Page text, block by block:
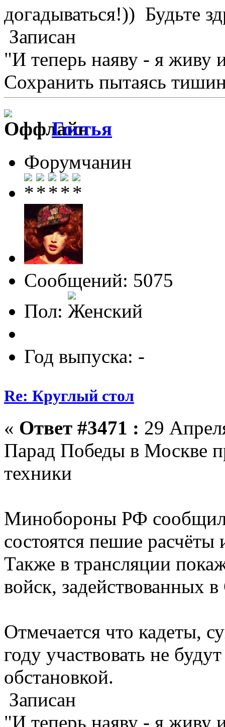
догадываться!)) Будьте
Записан
"И теперь наяву - я живу
Сохранить пытаясь
Гостья
Форумчанин
Сообщений: 5075
Пол:
Год выпуска: -
Re: Круглый стол
« Ответ #3471 : 29
Парад Победы в Москве
техники
Минобороны РФ
состоятся пешие расчёты
Также в трансляции
войск, задействованных
Отмечается что кадеты,
году участвовать не
обстановкой.
Записан
"И теперь наяву - я живу